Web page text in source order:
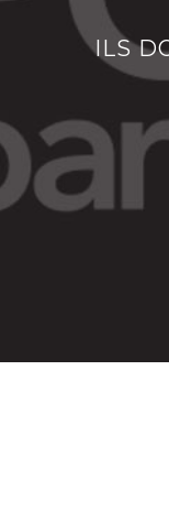
ILS